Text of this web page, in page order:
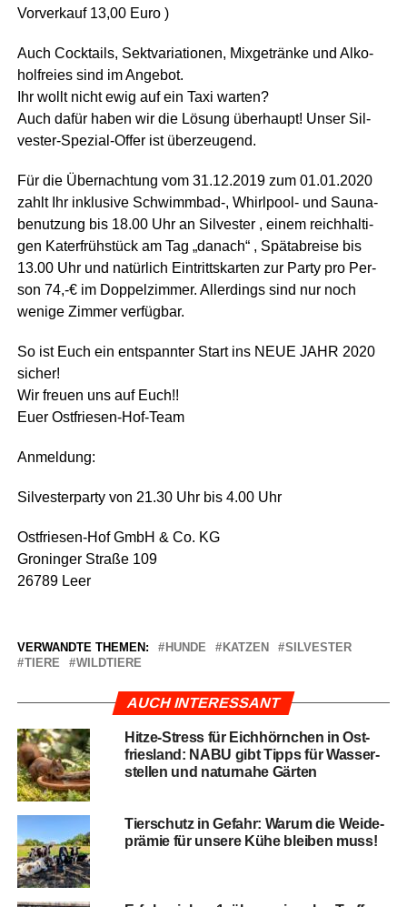
Vor­ver­kauf 13,00 Euro )
Auch Cock­tails, Sekt­va­ria­tio­nen, Mix­ge­trän­ke und Alko­
hol­frei­es sind im Angebot.
Ihr wollt nicht ewig auf ein Taxi warten?
Auch dafür haben wir die Lösung über­haupt! Unser Sil­
ves­ter-Spe­zi­al-Offer ist überzeugend.
Für die Über­nach­tung vom 31.12.2019 zum 01.01.2020
zahlt Ihr inklu­si­ve Schwimmbad‑, Whirl­pool- und Sau­na­
be­nut­zung bis 18.00 Uhr an Sil­ves­ter , einem reich­hal­ti­
gen Kater­früh­stück am Tag „danach“ , Spät­ab­rei­se bis
13.00 Uhr und natür­lich Ein­tritts­kar­ten zur Par­ty pro Per­
son 74,-€ im Dop­pel­zim­mer. Aller­dings sind nur noch
weni­ge Zim­mer verfügbar.
So ist Euch ein ent­spann­ter Start ins NEUE JAHR 2020
sicher!
Wir freu­en uns auf Euch!!
Euer Ostfriesen-Hof-Team
Anmel­dung:
Sil­ves­ter­par­ty von 21.30 Uhr bis 4.00 Uhr
Ost­frie­sen-Hof GmbH & Co. KG
Gro­nin­ger Stra­ße 109
26789 Leer
VERWANDTE THEMEN: HUNDE KATZEN
SILVESTER
TIERE
WILDTIERE
AUCH INTERESSANT
Hit­ze-Stress für Eich­hörn­chen in Ost­
fries­land: NABU gibt Tipps für Was­ser­
stel­len und natur­na­he Gärten
Tier­schutz in Gefahr: War­um die Wei­de­
prä­mie für unse­re Kühe blei­ben muss!